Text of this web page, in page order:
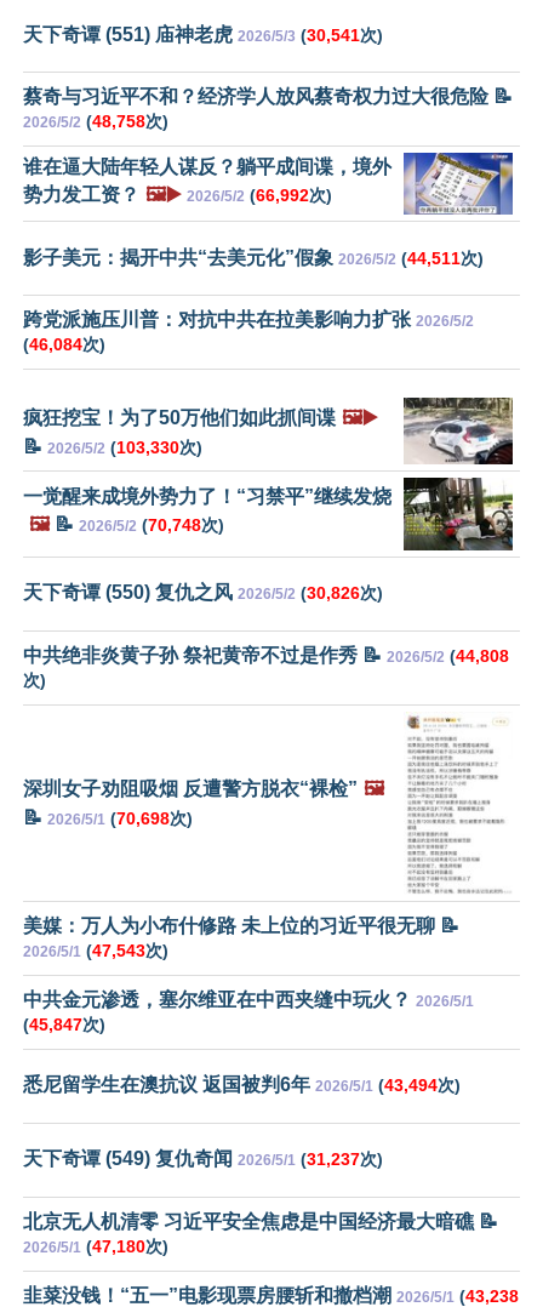
天下奇谭 (551) 庙神老虎 2026/5/3 (30,541次)
蔡奇与习近平不和？经济学人放风蔡奇权力过大很危险 📝
2026/5/2 (48,758次)
谁在逼大陆年轻人谋反？躺平成间谍，境外
势力发工资？ 🖼️▶️ 2026/5/2 (66,992次)
影子美元：揭开中共“去美元化”假象 2026/5/2 (44,511次)
跨党派施压川普：对抗中共在拉美影响力扩张 2026/5/2
(46,084次)
疯狂挖宝！为了50万他们如此抓间谍 🖼️▶️
📝 2026/5/2 (103,330次)
一觉醒来成境外势力了！“习禁平”继续发烧
🖼️📝 2026/5/2 (70,748次)
天下奇谭 (550) 复仇之风 2026/5/2 (30,826次)
中共绝非炎黄子孙 祭祀黄帝不过是作秀 📝 2026/5/2 (44,808
次)
深圳女子劝阻吸烟 反遭警方脱衣“裸检” 🖼️
📝 2026/5/1 (70,698次)
美媒：万人为小布什修路 未上位的习近平很无聊 📝
2026/5/1 (47,543次)
中共金元渗透，塞尔维亚在中西夹缝中玩火？ 2026/5/1
(45,847次)
悉尼留学生在澳抗议 返国被判6年 2026/5/1 (43,494次)
天下奇谭 (549) 复仇奇闻 2026/5/1 (31,237次)
北京无人机清零 习近平安全焦虑是中国经济最大暗礁 📝
2026/5/1 (47,180次)
韭菜没钱！“五一”电影现票房腰斩和撤档潮 2026/5/1 (43,238